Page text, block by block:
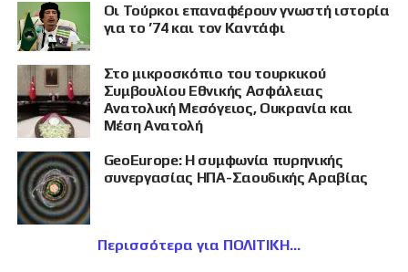
Οι Τούρκοι επαναφέρουν γνωστή ιστορία
για το ’74 και τον Καντάφι
Στο μικροσκόπιο του τουρκικού
Συμβουλίου Εθνικής Ασφάλειας
Ανατολική Μεσόγειος, Ουκρανία και
Μέση Ανατολή
GeoEurope: Η συμφωνία πυρηνικής
συνεργασίας ΗΠΑ-Σαουδικής Αραβίας
Περισσότερα για ΠΟΛΙΤΙΚΗ